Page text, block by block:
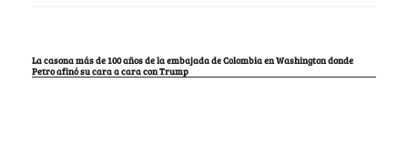
La casona más de 100 años de la embajada de Colombia en Washington donde
Petro afinó su cara a cara con Trump